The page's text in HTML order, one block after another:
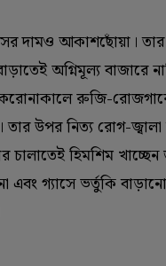
দামও আকাশছোঁয়া।
অগ্নিমূল্য বাজারে
করোনাকালে রুজি-
উপর নিত্য রোগ-
হিমশিম খাচ্ছেন
গ্যাসে ভর্তুকি